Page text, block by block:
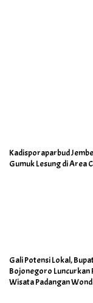
Kadisporaparbud
Gumuk Lesung di Area
Gali Potensi Lokal,
Bojonegoro Luncurkan
Wisata Padangan